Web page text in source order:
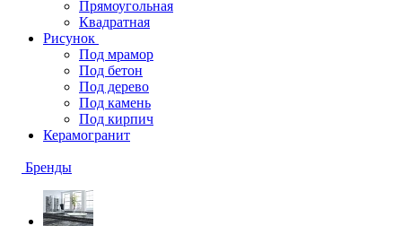
Прямоугольная
Квадратная
Рисунок
Под мрамор
Под бетон
Под дерево
Под камень
Под кирпич
Керамогранит
Бренды